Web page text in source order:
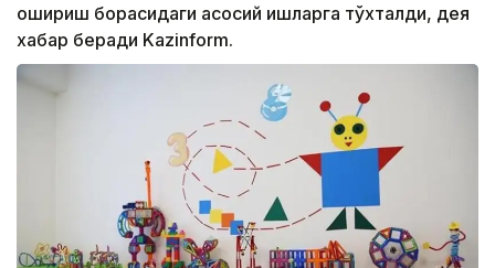
ошириш борасидаги асосий ишларга тўхталди, дея
хабар беради Kazinform.